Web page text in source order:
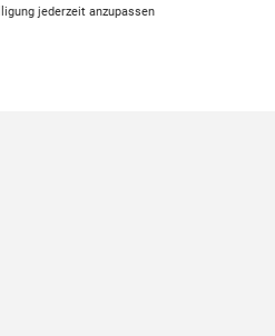
jederzeit anzupassen